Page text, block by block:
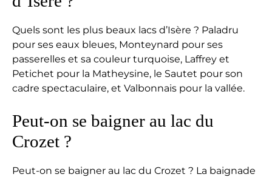
Quels sont les plus beaux lacs d’Isère ? Paladru
pour ses eaux bleues, Monteynard pour ses
passerelles et sa couleur turquoise, Laffrey et
Petichet pour la Matheysine, le Sautet pour son
cadre spectaculaire, et Valbonnais pour la vallée.
Peut-on se baigner au lac du
Crozet ?
Peut-on se baigner au lac du Crozet ? La baignade